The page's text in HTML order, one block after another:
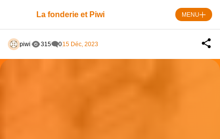
La fonderie et Piwi MENU
piwi 315 015 Déc, 2023